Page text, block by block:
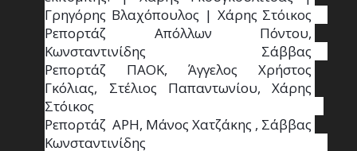
Γρηγόρης Βλαχόπουλος | Χάρης Στόικος
Ρεπορτάζ Απόλλων Πόντου,
Κωνσταντινίδης   Σάββας
Ρεπορτάζ ΠΑΟΚ, Άγγελος Χρήστος
Γκόλιας, Στέλιος Παπαντωνίου, Χάρης
Στόικος
Ρεπορτάζ  ΑΡΗ, Μάνος Χατζάκης , Σάββας
Κωνσταντινίδης